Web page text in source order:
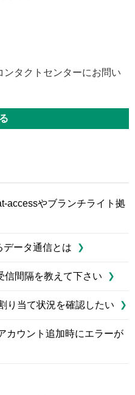
ンタクトセンターにお問い
accessやブランチライト拠
データ通信とは
信間隔を教えて下さい
り当て状況を確認したい
カウント追加時にエラーが